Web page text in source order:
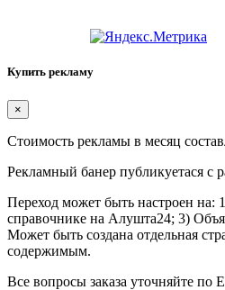
Купить рекламу
×
Стоимость рекламы в месяц
Рекламный банер публикуетася с
Переход может быть настроен на:
справочнике на Алушта24; 3)
Может быть создана отдельная
содержимым.
Все вопросы заказа уточняйте по